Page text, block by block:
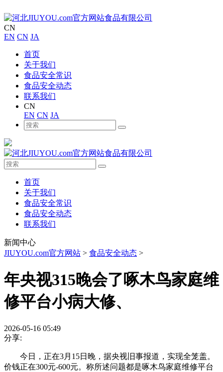
CN
EN CN JA
首页
关于我们
食品安全常识
食品安全动态
联系我们
CN
EN CN JA
首页
关于我们
食品安全常识
食品安全动态
联系我们
新闻中心
JIUYOU.com官方网站 > 食品安全动态 >
年央视315晚会了啄木鸟家庭维
修平台小病大修、
2026-05-16 05:49
分享:
今日，正在3月15日晚，据央视旧事报道，实现全笼盖。
价钱正在300元-600元。称所述问题都是啄木鸟家庭维修平台